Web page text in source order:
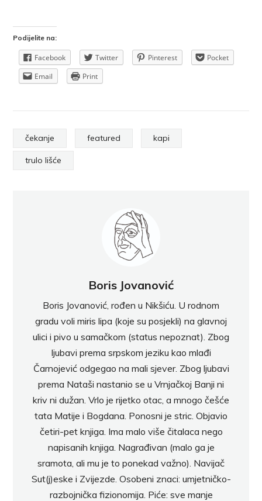
Podijelite na:
Facebook Twitter Pinterest
Pocket
Email
Print
čekanje featured kapi
trulo lišće
Boris Jovanović
Boris Jovanović, rođen u Nikšiću. U rodnom
gradu voli miris lipa (koje su posjekli) na glavnoj
ulici i pivo u samačkom (status nepoznat). Zbog
ljubavi prema srpskom jeziku kao mlađi
Čarnojević odgegao na mali sjever. Zbog ljubavi
prema Nataši nastanio se u Vrnjačkoj Banji ni
kriv ni dužan. Vrlo je rijetko otac, a mnogo češće
tata Matije i Bogdana. Ponosni je stric. Objavio
četiri-pet knjiga. Ima malo više čitalaca nego
napisanih knjiga. Nagrađivan (malo ga je
sramota, ali mu je to ponekad važno). Navijač
Sut(j)eske i Zvijezde. Osobeni znaci: umjetničko-
razbojnička fizionomija. Piće: sve manje